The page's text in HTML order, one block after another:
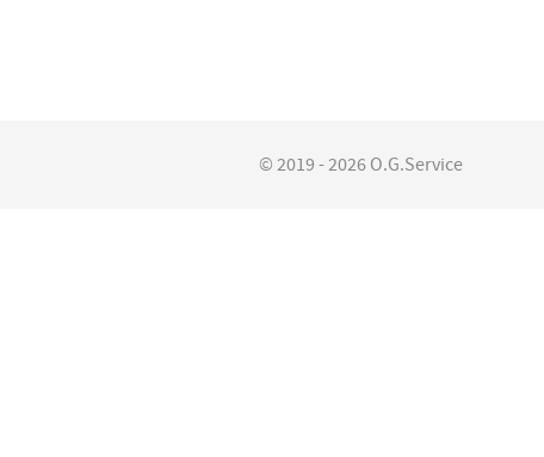
© 2019 - 2026 O.G.Service